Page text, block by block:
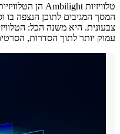
המגיבים לתוכן הנצפה בו
היא משנה הכל: הטלוויזיה
יותר לתוך הסדרות, הסרטים